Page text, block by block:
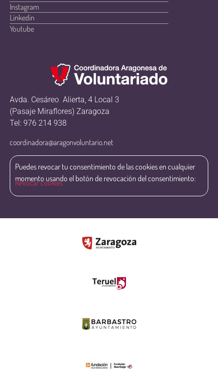
Instagram
Linkedin
Youtube
Avda. Cesáreo Alierta, 4 Local 3
(Pasaje Miraflores) Zaragoza
Tel: 976 214 938
coordinadora@aragonvoluntario.net
Puedes revocar tu consentimiento de las cookies en cualquier
momento usando el botón de revocación del consentimiento:
Revocar cookies